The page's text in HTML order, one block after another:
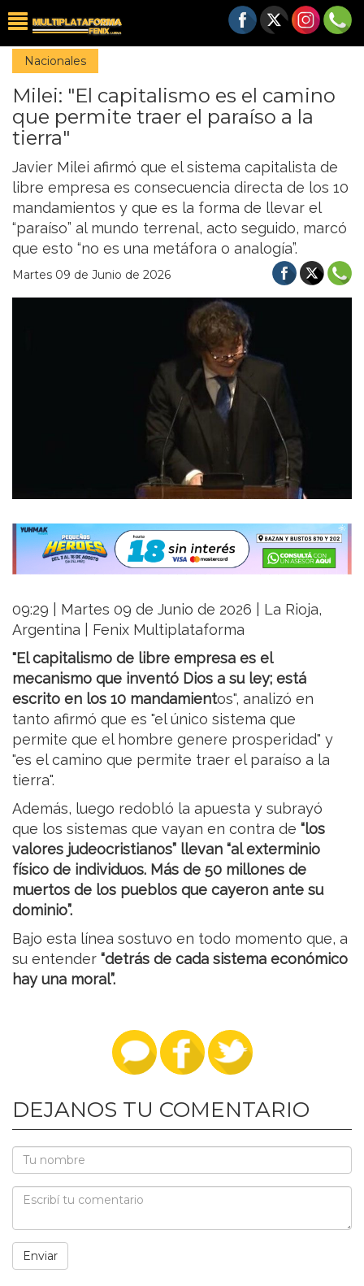
Nacionales
Milei: "El capitalismo es el camino
que permite traer el paraíso a la
tierra"
Javier Milei afirmó que el sistema capitalista de
libre empresa es consecuencia directa de los 10
mandamientos y que es la forma de llevar el
“paraíso” al mundo terrenal, acto seguido, marcó
que esto “no es una metáfora o analogía”.
Martes 09 de Junio de 2026
09:29 | Martes 09 de Junio de 2026 | La Rioja,
Argentina | Fenix Multiplataforma
"El capitalismo de libre empresa es el
mecanismo que inventó Dios a su ley; está
escrito en los 10 mandamientos", analizó en
tanto afirmó que es "el único sistema que
permite que el hombre genere prosperidad" y
"es el camino que permite traer el paraíso a la
tierra".
Además, luego redobló la apuesta y subrayó
que los sistemas que vayan en contra de “los
valores judeocristianos” llevan “al exterminio
físico de individuos. Más de 50 millones de
muertos de los pueblos que cayeron ante su
dominio”.
Bajo esta línea sostuvo en todo momento que, a
su entender “detrás de cada sistema económico
hay una moral”.
DEJANOS TU COMENTARIO